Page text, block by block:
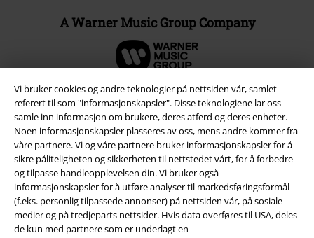
Vi bruker cookies og andre teknologier på nettsiden vår, samlet
referert til som "informasjonskapsler". Disse teknologiene lar oss
samle inn informasjon om brukere, deres atferd og deres enheter.
Noen informasjonskapsler plasseres av oss, mens andre kommer fra
våre partnere. Vi og våre partnere bruker informasjonskapsler for å
sikre påliteligheten og sikkerheten til nettstedet vårt, for å forbedre
og tilpasse handleopplevelsen din. Vi bruker også
informasjonskapsler for å utføre analyser til markedsføringsformål
(f.eks. personlig tilpassede annonser) på nettsiden vår, på sosiale
medier og på tredjeparts nettsider. Hvis data overføres til USA, deles
de kun med partnere som er underlagt en
A Warner Music Group Company
Juridisk informasjon/Vilkår